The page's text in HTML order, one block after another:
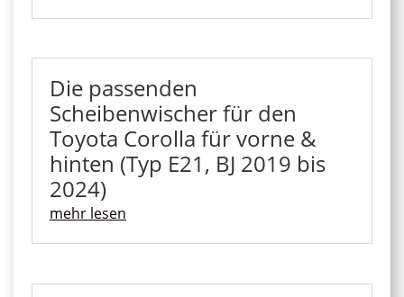
Die passenden
Scheibenwischer für den
Toyota Corolla für vorne &
hinten (Typ E21, BJ 2019 bis
2024)
mehr lesen